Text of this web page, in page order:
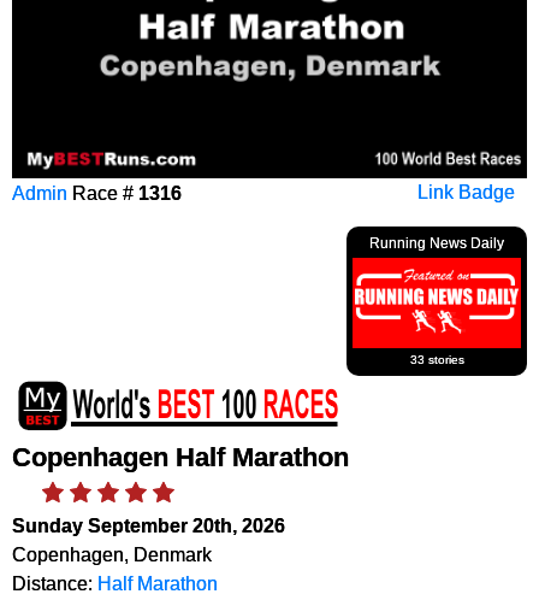
Link Badge
Admin Race # 1316
Running News Daily
33 stories
Copenhagen Half Marathon
Sunday September 20th, 2026
Copenhagen, Denmark
Distance: Half Marathon